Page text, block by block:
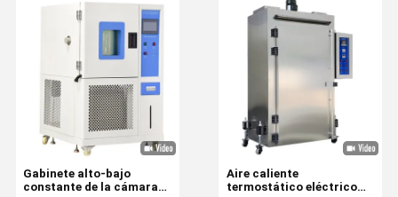
Gabinete alto-bajo
constante de la cámara
Aire caliente
termostático eléctrico